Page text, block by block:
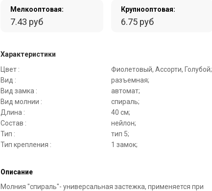
Мелкооптовая:
7.43 руб
Крупнооптовая:
6.75 руб
Характеристики
Цвет :
Фиолетовый, Ассорти, Голубой;
Вид :
разъемная;
Вид замка :
автомат;
Вид молнии :
спираль;
Длина :
40 см;
Состав :
нейлон;
Тип :
тип 5;
Тип крепления :
1 замок;
Описание
Молния "спираль"- универсальная застежка, применяется при